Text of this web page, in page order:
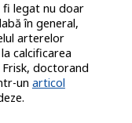
legat nu doar
în general,
arterelor
calcificarea
doctorand
un articol